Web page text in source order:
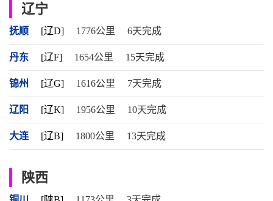
辽宁
抚顺 [辽D] 1776公里 6天完成
丹东 [辽F] 1654公里 15天完成
锦州 [辽G] 1616公里 7天完成
辽阳 [辽K] 1956公里 10天完成
大连 [辽B] 1800公里 13天完成
陕西